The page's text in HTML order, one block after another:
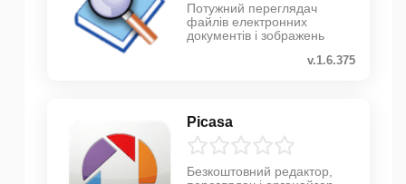
Потужний переглядач
файлів електронних
документів і зображень
v.1.6.375
Picasa
Безкоштовний редактор,